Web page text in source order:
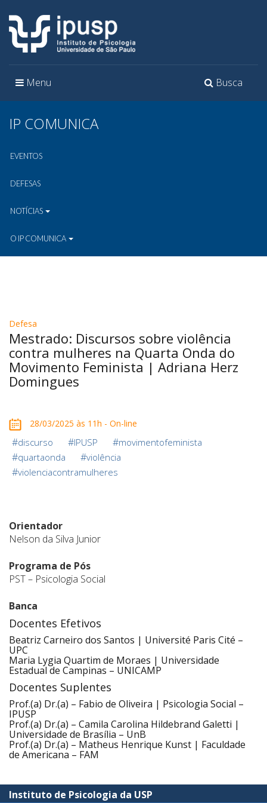
Toggle
Busca
Toggle
Menu
IP COMUNICA
EVENTOS
DEFESAS
NOTÍCIAS
O IP COMUNICA
Defesa
Mestrado: Discursos sobre violência
contra mulheres na Quarta Onda do
Movimento Feminista | Adriana Herz
Domingues
28/03/2025 às 11h - On-line
#discurso #IPUSP #movimentofeminista
#quartaonda #violência
#violenciacontramulheres
Orientador
Nelson da Silva Junior
Programa de Pós
PST – Psicologia Social
Banca
Docentes Efetivos
Beatriz Carneiro dos Santos | Université Paris Cité –
UPC
Maria Lygia Quartim de Moraes | Universidade
Estadual de Campinas – UNICAMP
Docentes Suplentes
Prof.(a) Dr.(a) – Fabio de Oliveira | Psicologia Social –
IPUSP
Prof.(a) Dr.(a) – Camila Carolina Hildebrand Galetti |
Universidade de Brasília – UnB
Prof.(a) Dr.(a) – Matheus Henrique Kunst | Faculdade
de Americana – FAM
Instituto de Psicologia da USP